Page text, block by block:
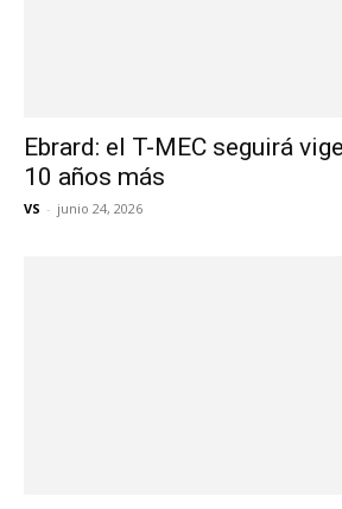
Ebrard: el T-MEC seguirá
10 años más
VS - junio 24, 2026